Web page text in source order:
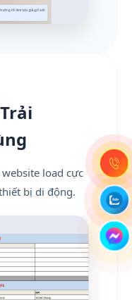
load cực
bị di động.